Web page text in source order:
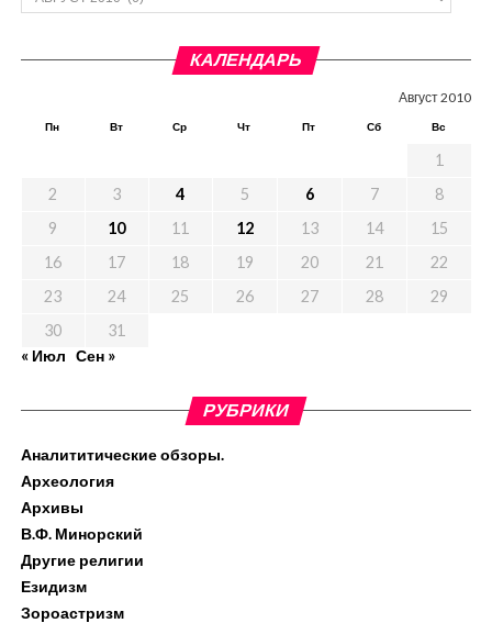
КАЛЕНДАРЬ
Август 2010
Пн Вт Ср Чт Пт Сб Вс
1
2
3 4 5 6 7
8
9
10 11 12 13 14
15
16
17 18 19 20 21
22
23
24 25 26 27 28
29
30
31
« Июл Сен »
РУБРИКИ
Аналититические обзоры.
Археология
Архивы
В.Ф. Минорский
Другие религии
Езидизм
Зороастризм